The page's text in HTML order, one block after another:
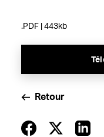
.PDF | 443kb
Retour